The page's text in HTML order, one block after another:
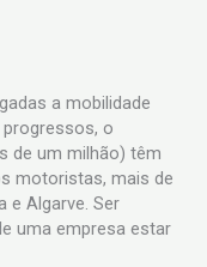
a mobilidade
o
de um milhão) têm
motoristas, mais de
e Algarve. Ser
uma empresa estar